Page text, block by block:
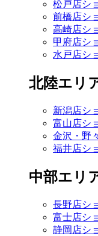
松戸店シ
前橋店シ
高崎店シ
甲府店シ
水戸店シ
北陸エリ
新潟店シ
富山店シ
金沢・野
福井店シ
中部エリ
長野店シ
富士店シ
静岡店シ